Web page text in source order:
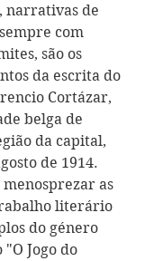
narrativas de
com
são os
da escrita do
Cortázar,
belga de
da capital,
de 1914.
menosprezar as
literário
do género
Jogo do